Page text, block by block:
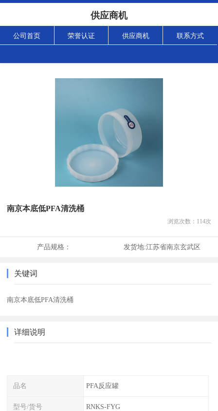
供应商机
公司首页 荣誉认证 供应商机 联系方式
南京本底低PFA清洗桶
浏览次数： 114次
产品规格： 发货地:江苏省南京玄武区
关键词
南京本底低PFA清洗桶
详细说明
品名 PFA反应罐
型号/货号 RNKS-FYG